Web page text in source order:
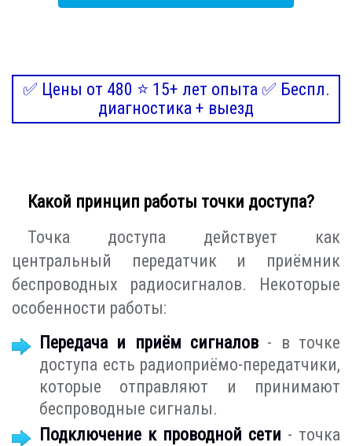
✅ Цены от 480 ⭐ 15+ лет опыта ✅ Беспл.
диагностика + выезд
Какой принцип работы точки доступа?
Точка доступа действует как
центральный передатчик и приёмник
беспроводных радиосигналов. Некоторые
особенности работы:
Передача и приём сигналов - в точке
доступа есть радиоприёмо-передатчики,
которые отправляют и принимают
беспроводные сигналы.
Подключение к проводной сети - точка